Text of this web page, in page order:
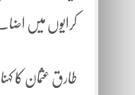
کرایوں میں
طارق عثمان کا